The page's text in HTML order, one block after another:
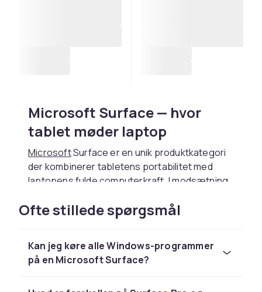
Microsoft Surface — hvor
tablet møder laptop
MicrosoftSurface er en unik produktkategori
der kombinerer tabletens portabilitet med
laptopens fulde computerkraft. I modsætning
Windows 11, hvilket giver adgang til alle
Windows-programmer og fuld
Surface-serien kører med Intels seneste
Core-processorer der giver en imponerende
Ofte stillede spørgsmål
Kan jeg køre alle Windows-programmer
på en Microsoft Surface?